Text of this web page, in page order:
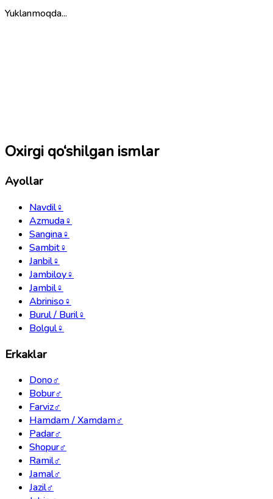
Yuklanmoqda...
Oxirgi qo‘shilgan ismlar
Ayollar
Navdil♀
Azmuda♀
Sangina♀
Sambit♀
Janbil♀
Jambiloy♀
Jambil♀
Abriniso♀
Burul / Buril♀
Bolgul♀
Erkaklar
Dono♂
Bobur♂
Farviz♂
Hamdam / Xamdam♂
Padar♂
Shopur♂
Ramil♂
Jamal♂
Jazil♂